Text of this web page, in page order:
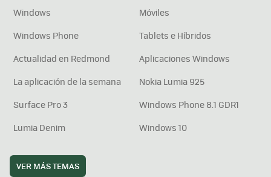
Windows
Móviles
Windows Phone
Tablets e Híbridos
Actualidad en Redmond
Aplicaciones Windows
La aplicación de la semana
Nokia Lumia 925
Surface Pro 3
Windows Phone 8.1 GDR1
Lumia Denim
Windows 10
VER MÁS TEMAS